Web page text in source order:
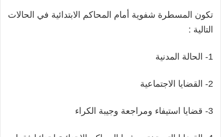
تكون المسطرة شفوية أمام المحاكم الابتدائية في الحالات
التالية :
1- الحالة المدنية
2- القضايا الاجتماعية
3- قضايا استيفاء ومراجعة وجيبة الكراء